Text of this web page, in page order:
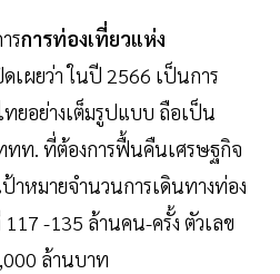
รการท่องเที่ยวแห่ง
ดเผยว่า ในปี 2566 เป็นการ
ทยอย่างเต็มรูปแบบ ถือเป็น
ทท. ที่ต้องการฟื้นคืนเศรษฐกิจ
ป้าหมายจำนวนการเดินทางท่อง
-135 ล้านคน-ครั้ง ตัวเลข
ล้านบาท